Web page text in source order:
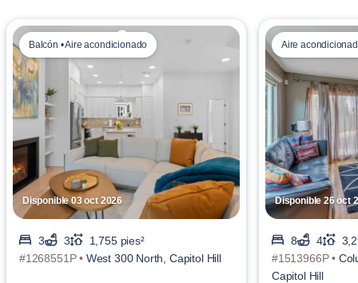
Disponible 03 oct 2026
Balcón • Aire acondicionado
3 3
1,755 pies²
#1268551P • West 300 North, Capitol Hill
Disponible 26 oct
Aire
8 4
#1513966P •
Capitol Hill